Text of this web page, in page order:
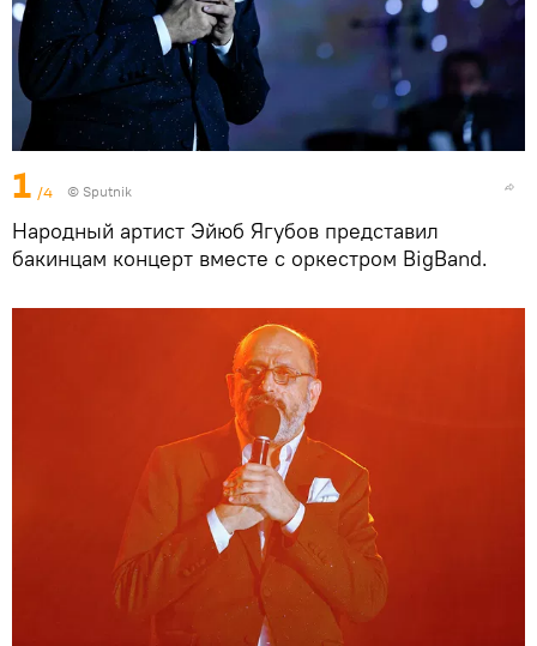
1 /4 © Sputnik
Народный артист Эйюб Ягубов представил
бакинцам концерт вместе с оркестром BigBand.